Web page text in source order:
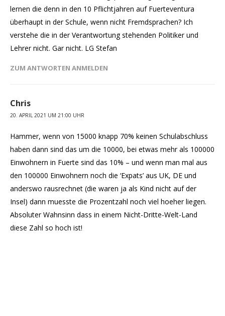
lernen die denn in den 10 Pflichtjahren auf Fuerteventura
überhaupt in der Schule, wenn nicht Fremdsprachen? Ich
verstehe die in der Verantwortung stehenden Politiker und
Lehrer nicht. Gar nicht. LG Stefan
ZUM ANTWORTEN ANMELDEN
Chris
20. APRIL 2021 UM 21:00 UHR
Hammer, wenn von 15000 knapp 70% keinen Schulabschluss
haben dann sind das um die 10000, bei etwas mehr als 100000
Einwohnern in Fuerte sind das 10% – und wenn man mal aus
den 100000 Einwohnern noch die ‘Expats’ aus UK, DE und
anderswo rausrechnet (die waren ja als Kind nicht auf der
Insel) dann muesste die Prozentzahl noch viel hoeher liegen.
Absoluter Wahnsinn dass in einem Nicht-Dritte-Welt-Land
diese Zahl so hoch ist!